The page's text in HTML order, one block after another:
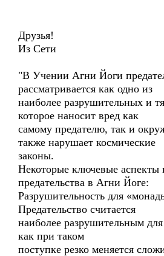
Друзья!
Из Сети
"В Учении Агни Йоги
рассматривается как одно из
наиболее разрушительных и
которое наносит вред как
самому предателю, так и
также нарушает космические
законы.
Некоторые ключевые аспекты
предательства в Агни Йоге:
Разрушительность для
Предательство считается
наиболее разрушительным
как при таком
поступке резко меняется